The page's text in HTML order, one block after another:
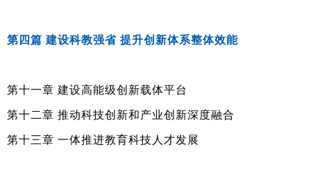
第四篇 建设科教强省 提升创新体系整体效能
第十一章 建设高能级创新载体平台
第十二章 推动科技创新和产业创新深度融合
第十三章 一体推进教育科技人才发展